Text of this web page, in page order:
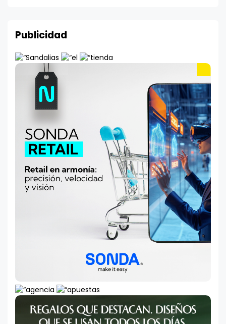
Publicidad